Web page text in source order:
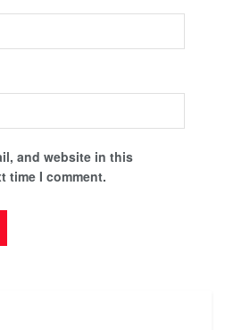
and website in this
time I comment.